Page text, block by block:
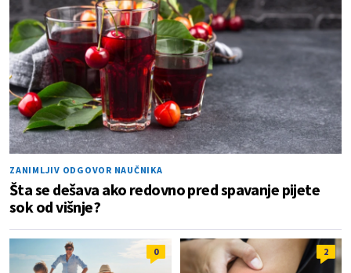
ZANIMLJIV ODGOVOR NAUČNIKA
Šta se dešava ako redovno pred spavanje pijete
sok od višnje?
0 2